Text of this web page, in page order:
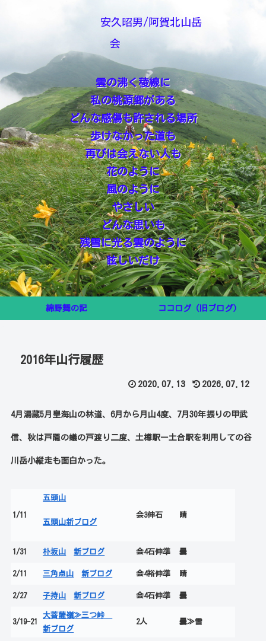
安久昭男/阿賀北山岳
会
雲の沸く稜線に
私の桃源郷がある
どんな感傷も許される場所
歩けなかった道も
再びは会えない人も
花のように
風のように
やさしい
どんな思いも
残雪に光る雲のように
眩しいだけ
綿野舞の記 ココログ（旧ブログ）
2016年山行履歴
2020.07.13 2026.07.12
4月湯蔵5月皇海山の林道、6月から月山4度、7月30年振りの甲武
信、秋は戸隠の蟻の戸渡り二度、土樽駅ー土合駅を利用しての谷
川岳小縦走も面白かった。
1/11
五頭山
五頭山新ブログ
会3伸石 晴
1/31 朴坂山 新ブログ 会4石伸準 曇
2/11 三角点山 新ブログ 会4裕伸準 晴
2/27 子持山 新ブログ 会4石伸準 曇
3/19-21
大菩薩嶺≫三つ峠
新ブログ
2人 曇≫雪